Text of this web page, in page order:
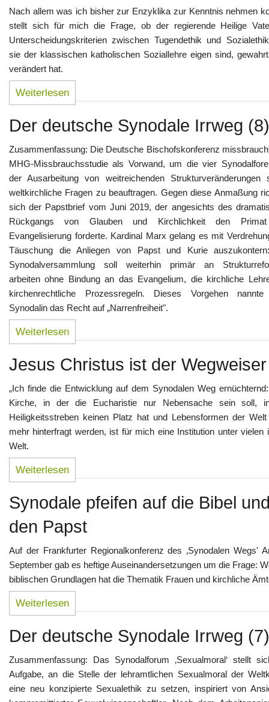
Nach allem was ich bisher zur Enzyklika zur Kenntnis nehmen
stellt sich für mich die Frage, ob der regierende Heilige
Unterscheidungskriterien zwischen Tugendethik und
sie der klassischen katholischen Soziallehre eigen sind,
verändert hat.
Weiterlesen
Der deutsche Synodale Irrweg (8)
Zusammenfassung: Die Deutsche Bischofskonferenz
MHG-Missbrauchsstudie als Vorwand, um die vier
der Ausarbeitung von weitreichenden Strukturveränderungen
weltkirchliche Fragen zu beauftragen. Gegen diese Anmaßung
sich der Papstbrief vom Juni 2019, der angesichts des
Rückgangs von Glauben und Kirchlichkeit den
Evangelisierung forderte. Kardinal Marx gelang es mit
Täuschung die Anliegen von Papst und Kurie
Synodalversammlung soll weiterhin primär an
arbeiten ohne Bindung an das Evangelium, die kirchliche
kirchenrechtliche Prozessregeln. Dieses Vorgehen
Synodalin das Recht auf „Narrenfreiheit".
Weiterlesen
Jesus Christus ist der Wegweiser
„Ich finde die Entwicklung auf dem Synodalen Weg
Kirche, in der die Eucharistie nur Nebensache sein soll,
Heiligkeitsstreben keinen Platz hat und Lebensformen der
mehr hinterfragt werden, ist für mich eine Institution unter vielen
Welt.
Weiterlesen
Synodale pfeifen auf die Bibel
den Papst
Auf der Frankfurter Regionalkonferenz des ‚Synodalen Wegs'
September gab es heftige Auseinandersetzungen um die Frage:
biblischen Grundlagen hat die Thematik Frauen und kirchliche
Weiterlesen
Der deutsche Synodale Irrweg (7)
Zusammenfassung: Das Synodalforum ‚Sexualmoral‘ stellt
Aufgabe, an die Stelle der lehramtlichen Sexualmoral der
eine neu konzipierte Sexualethik zu setzen, inspiriert von